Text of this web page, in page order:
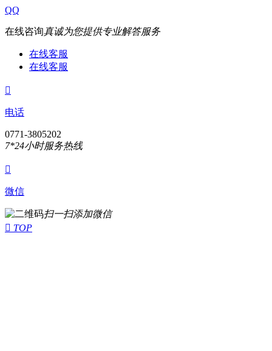
QQ
在线咨询真诚为您提供专业解答服务
在线客服
在线客服

电话
0771-3805202
7*24小时服务热线

微信
扫一扫添加微信
 TOP